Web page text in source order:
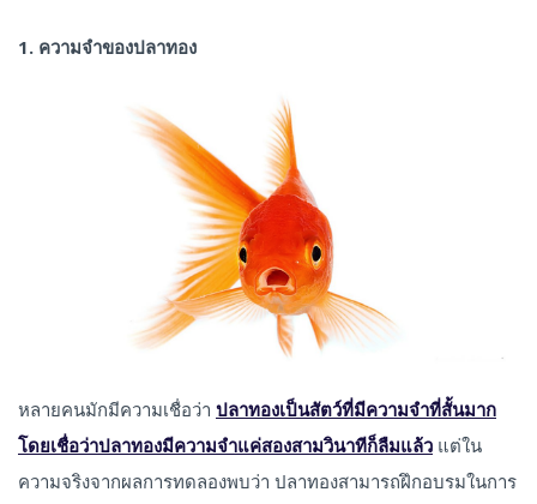
1. ความจำของปลาทอง
หลายคนมักมีความเชื่อว่า ปลาทองเป็นสัตว์ที่มีความจำที่สั้นมาก
โดยเชื่อว่าปลาทองมีความจำแค่สองสามวินาทีก็ลืมแล้ว แต่ใน
ความจริงจากผลการทดลองพบว่า ปลาทองสามารถฝึกอบรมในการ